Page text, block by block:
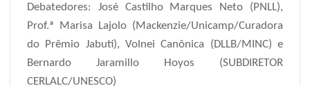
Debatedores: José Castilho Marques Neto (PNLL),
Prof.ª Marisa Lajolo (Mackenzie/Unicamp/Curadora
do Prêmio Jabuti), Volnei Canônica (DLLB/MINC) e
Bernardo Jaramillo Hoyos (SUBDIRETOR
CERLALC/UNESCO)